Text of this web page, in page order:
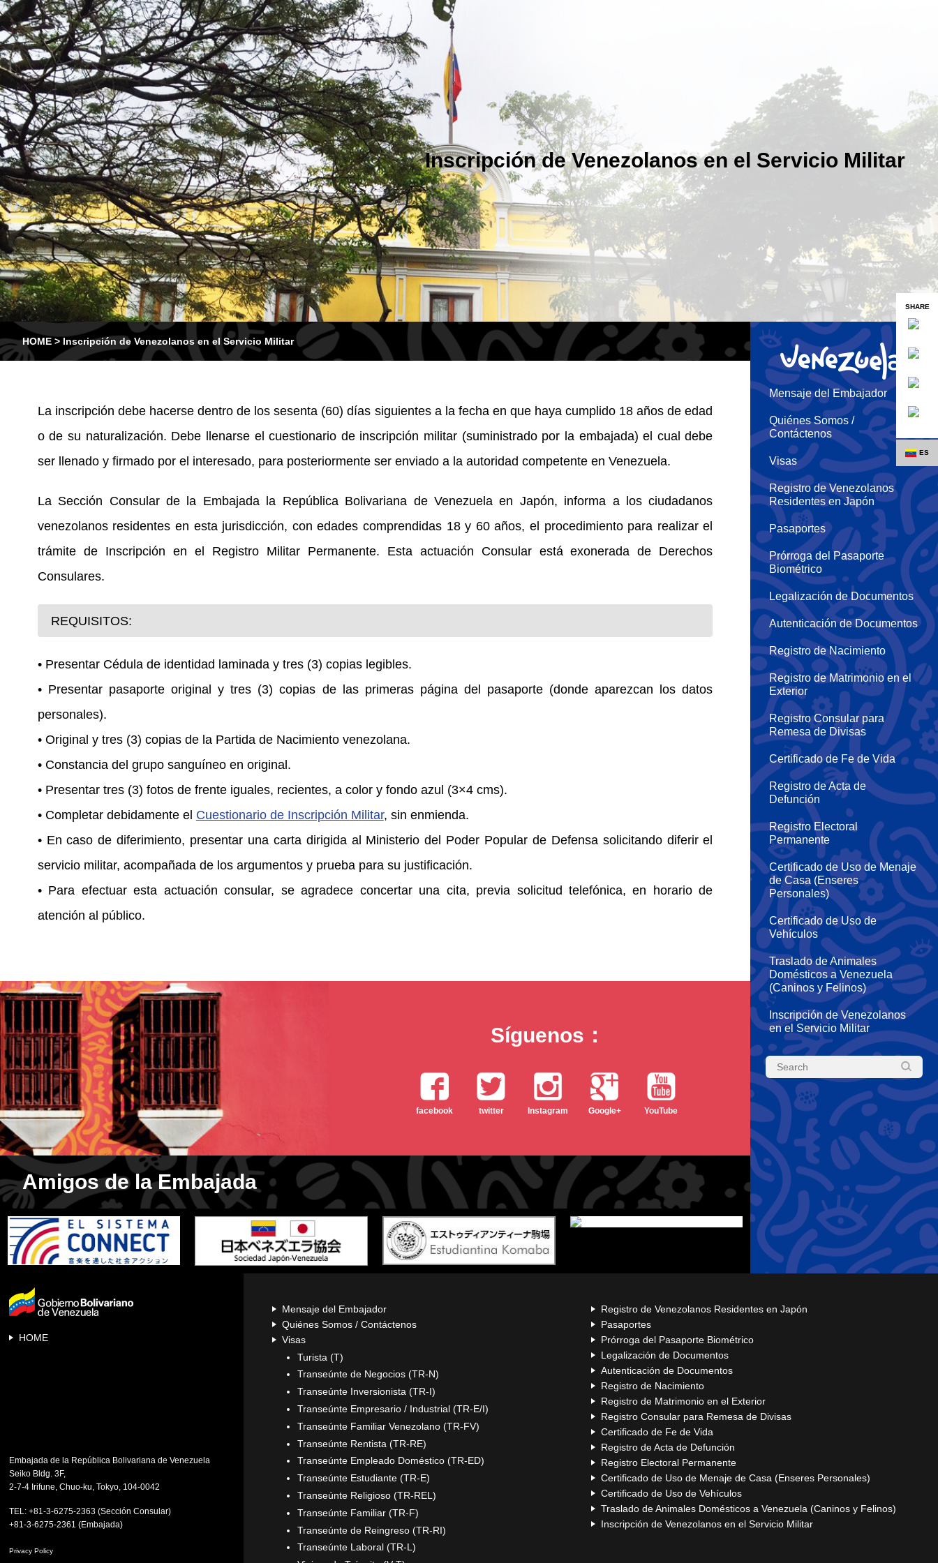
Inscripción de Venezolanos en el Servicio Militar
Mensaje del Embajador
Quiénes Somos /
Contáctenos
Visas
Registro de Venezolanos
Residentes en Japón
Pasaportes
Prórroga del Pasaporte
Biométrico
Legalización de Documentos
Autenticación de Documentos
Registro de Nacimiento
Registro de Matrimonio en el
Exterior
Registro Consular para
Remesa de Divisas
Certificado de Fe de Vida
Registro de Acta de
Defunción
Registro Electoral
Permanente
Certificado de Uso de Menaje
de Casa (Enseres
Personales)
Certificado de Uso de
Vehículos
Traslado de Animales
Domésticos a Venezuela
(Caninos y Felinos)
Inscripción de Venezolanos
en el Servicio Militar
HOME > Inscripción de Venezolanos en el Servicio Militar
La inscripción debe hacerse dentro de los sesenta (60) días siguientes a la fecha en que haya cumplido 18 años de edad
o de su naturalización. Debe llenarse el cuestionario de inscripción militar (suministrado por la embajada) el cual debe
ser llenado y firmado por el interesado, para posteriormente ser enviado a la autoridad competente en Venezuela.
La Sección Consular de la Embajada la República Bolivariana de Venezuela en Japón, informa a los ciudadanos
venezolanos residentes en esta jurisdicción, con edades comprendidas 18 y 60 años, el procedimiento para realizar el
trámite de Inscripción en el Registro Militar Permanente. Esta actuación Consular está exonerada de Derechos
Consulares.
REQUISITOS:
• Presentar Cédula de identidad laminada y tres (3) copias legibles.
• Presentar pasaporte original y tres (3) copias de las primeras página del pasaporte (donde aparezcan los datos
personales).
• Original y tres (3) copias de la Partida de Nacimiento venezolana.
• Constancia del grupo sanguíneo en original.
• Presentar tres (3) fotos de frente iguales, recientes, a color y fondo azul (3×4 cms).
• Completar debidamente el Cuestionario de Inscripción Militar, sin enmienda.
• En caso de diferimiento, presentar una carta dirigida al Ministerio del Poder Popular de Defensa solicitando diferir el
servicio militar, acompañada de los argumentos y prueba para su justificación.
• Para efectuar esta actuación consular, se agradece concertar una cita, previa solicitud telefónica, en horario de
atención al público.
Síguenos：
facebook twitter Instagram Google+ YouTube
Amigos de la Embajada
SHARE
ES
JP
HOME
Mensaje del Embajador
Quiénes Somos / Contáctenos
Visas
Turista (T)
Transeúnte de Negocios (TR-N)
Transeúnte Inversionista (TR-I)
Transeúnte Empresario / Industrial (TR-E/I)
Transeúnte Familiar Venezolano (TR-FV)
Transeúnte Rentista (TR-RE)
Transeúnte Empleado Doméstico (TR-ED)
Transeúnte Estudiante (TR-E)
Transeúnte Religioso (TR-REL)
Transeúnte Familiar (TR-F)
Transeúnte de Reingreso (TR-RI)
Transeúnte Laboral (TR-L)
Registro de Venezolanos Residentes en Japón
Pasaportes
Prórroga del Pasaporte Biométrico
Legalización de Documentos
Autenticación de Documentos
Registro de Nacimiento
Registro de Matrimonio en el Exterior
Registro Consular para Remesa de Divisas
Certificado de Fe de Vida
Registro de Acta de Defunción
Registro Electoral Permanente
Certificado de Uso de Menaje de Casa (Enseres Personales)
Certificado de Uso de Vehículos
Traslado de Animales Domésticos a Venezuela (Caninos y Felinos)
Inscripción de Venezolanos en el Servicio Militar
Embajada de la República Bolivariana de Venezuela
Seiko Bldg. 3F,
2-7-4 Irifune, Chuo-ku, Tokyo, 104-0042
TEL: +81-3-6275-2363 (Sección Consular)
+81-3-6275-2361 (Embajada)
Privacy Policy